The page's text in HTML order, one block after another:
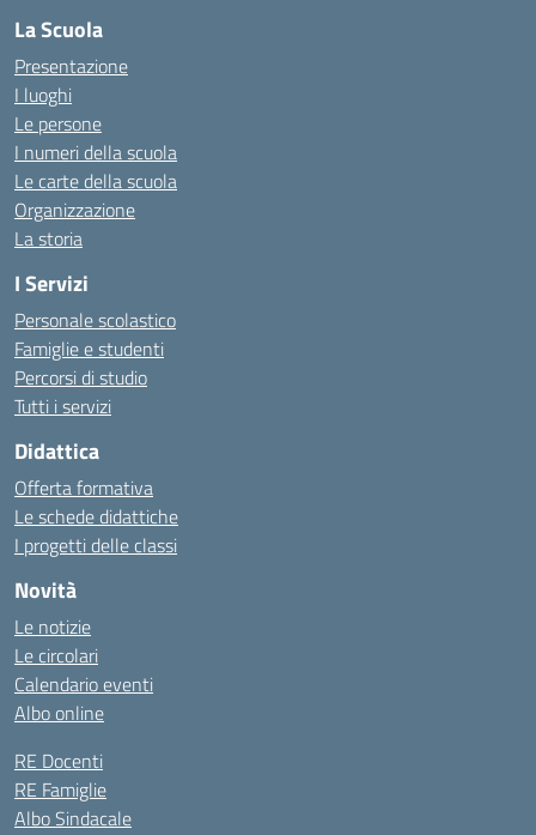
La Scuola
Presentazione
I luoghi
Le persone
I numeri della scuola
Le carte della scuola
Organizzazione
La storia
I Servizi
Personale scolastico
Famiglie e studenti
Percorsi di studio
Tutti i servizi
Didattica
Offerta formativa
Le schede didattiche
I progetti delle classi
Novità
Le notizie
Le circolari
Calendario eventi
Albo online
RE Docenti
RE Famiglie
Albo Sindacale